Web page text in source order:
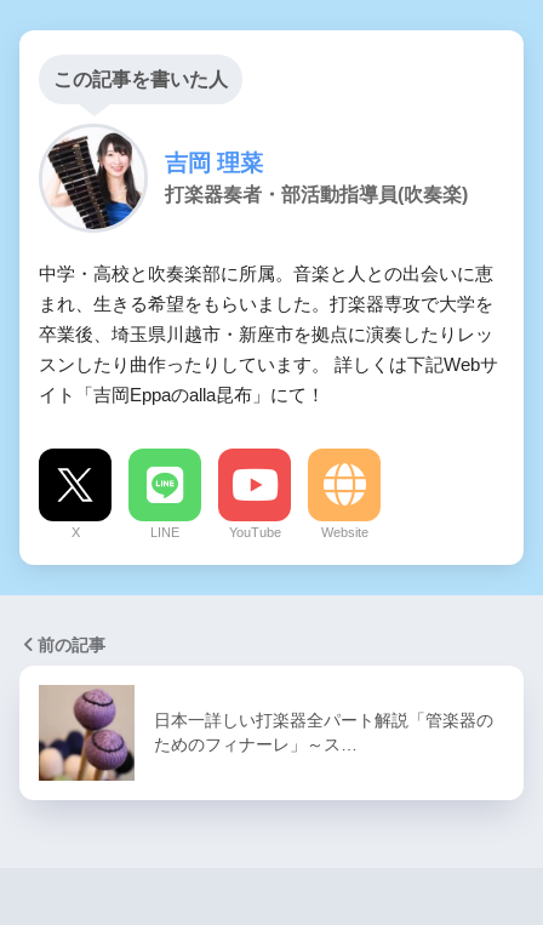
この記事を書いた人
吉岡 理菜
打楽器奏者・部活動指導員(吹奏楽)
中学・高校と吹奏楽部に所属。音楽と人との出会いに恵
まれ、生きる希望をもらいました。打楽器専攻で大学を
卒業後、埼玉県川越市・新座市を拠点に演奏したりレッ
スンしたり曲作ったりしています。 詳しくは下記Webサ
イト「吉岡Eppaのalla昆布」にて！
X LINE YouTube Website
前の記事
日本一詳しい打楽器全パート解説「管楽器の
ためのフィナーレ」～ス…